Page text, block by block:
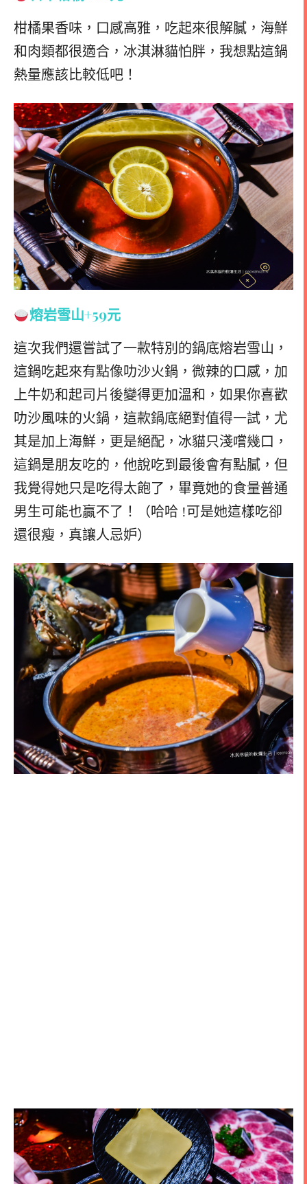
柑橘果香味，口感高雅，吃起來很解膩，海鮮
和肉類都很適合，冰淇淋貓怕胖，我想點這鍋
熱量應該比較低吧！
熔岩雪山+59元
這次我們還嘗試了一款特別的鍋底熔岩雪山，
這鍋吃起來有點像叻沙火鍋，微辣的口感，加
上牛奶和起司片後變得更加溫和，如果你喜歡
叻沙風味的火鍋，這款鍋底絕對值得一試，尤
其是加上海鮮，更是絕配， 冰貓只淺嚐幾口，
這鍋是朋友吃的，他說吃到最後會有點膩，但
我覺得她只是吃得太飽了，畢竟她的食量普通
男生可能也贏不了！（哈哈 !可是她這樣吃卻
還很瘦，真讓人忌妒）